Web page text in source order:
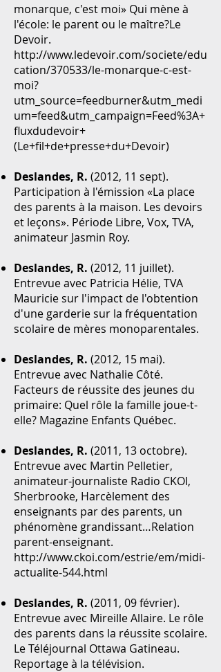
monarque, c'est moi» Qui mène à
l'école: le parent ou le maître?Le
Devoir.
http://www.ledevoir.com/societe/edu
cation/370533/le-monarque-c-est-
moi?
utm_source=feedburner&utm_medi
um=feed&utm_campaign=Feed%3A+
fluxdudevoir+
(Le+fil+de+presse+du+Devoir)
Deslandes, R. (2012, 11 sept).
Participation à l'émission «La place
des parents à la maison. Les devoirs
et leçons». Période Libre, Vox, TVA,
animateur Jasmin Roy.
Deslandes, R. (2012, 11 juillet).
Entrevue avec Patricia Hélie, TVA
Mauricie sur l'impact de l'obtention
d'une garderie sur la fréquentation
scolaire de mères monoparentales.
Deslandes, R. (2012, 15 mai).
Entrevue avec Nathalie Côté.
Facteurs de réussite des jeunes du
primaire: Quel rôle la famille joue-t-
elle? Magazine Enfants Québec.
Deslandes, R. (2011, 13 octobre).
Entrevue avec Martin Pelletier,
animateur-journaliste Radio CKOI,
Sherbrooke, Harcèlement des
enseignants par des parents, un
phénomène grandissant…Relation
parent-enseignant.
http://www.ckoi.com/estrie/em/midi-
actualite-544.html
Deslandes, R. (2011, 09 février).
Entrevue avec Mireille Allaire. Le rôle
des parents dans la réussite scolaire.
Le Téléjournal Ottawa Gatineau.
Reportage à la télévision.